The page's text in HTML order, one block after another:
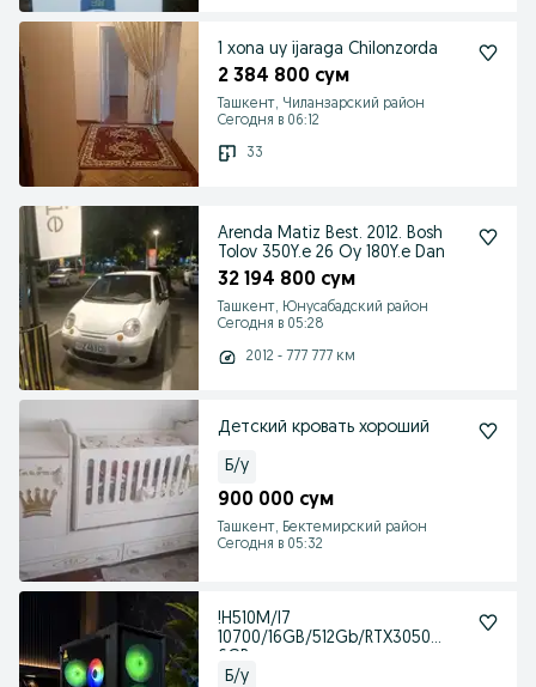
1 xona uy ijaraga Chilonzorda
2 384 800 сум
Ташкент, Чиланзарский район
Сегодня в 06:12
33
Arenda Matiz Best. 2012. Bosh
Tolov 350Y.e 26 Oy 180Y.e Dan
32 194 800 сум
Ташкент, Юнусабадский район
Сегодня в 05:28
2012 - 777 777 км
Детский кровать хороший
Б/у
900 000 сум
Ташкент, Бектемирский район
Сегодня в 05:32
!H510M/I7
10700/16GB/512Gb/RTX3050
Б/у